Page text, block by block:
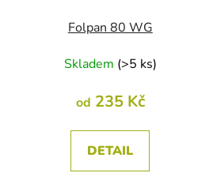
Folpan 80 WG
Skladem (>5 ks)
od 235 Kč
DETAIL